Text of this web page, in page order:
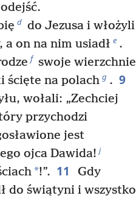
d do Jezusa i włożyli
on na nim usiadł e .
f swoje wierzchnie
ścięte na polach g . 9
wołali: „Zechciej
przychodzi
jest
ojca Dawida! j
*!”. 11
Gdy
do świątyni i wszystko